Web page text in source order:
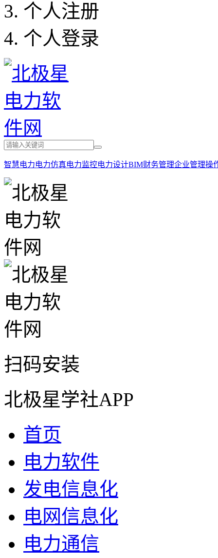
个人注册
个人登录
智慧电力电力仿真电力监控电力设计BIM财务管理企业管理操
扫码安装
北极星学社APP
首页
电力软件
发电信息化
电网信息化
电力通信